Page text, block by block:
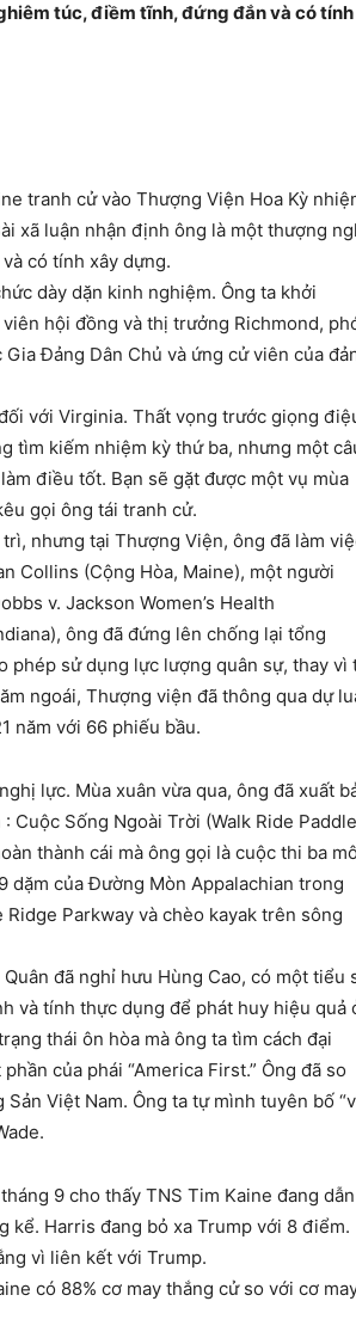
túc, điềm tĩnh, đứng đắn và có tính
tranh cử vào Thượng Viện Hoa Kỳ
xã luận nhận định ông là một thượng
có tính xây dựng.
dày dặn kinh nghiệm. Ông ta khởi
hội đồng và thị trưởng Richmond,
Đảng Dân Chủ và ứng cử viên của
với Virginia. Thất vọng trước giọng
tìm kiếm nhiệm kỳ thứ ba, nhưng một
điều tốt. Bạn sẽ gặt được một vụ mùa
gọi ông tái tranh cử.
nhưng tại Thượng Viện, ông đã làm
Collins (Cộng Hòa, Maine), một người
v. Jackson Women’s Health
ông đã đứng lên chống lại tổng
phép sử dụng lực lượng quân sự, thay vì
ngoái, Thượng viện đã thông qua dự
năm với 66 phiếu bầu.
lực. Mùa xuân vừa qua, ông đã xuất
Cuộc Sống Ngoài Trời (Walk Ride
thành cái mà ông gọi là cuộc thi ba
của Đường Mòn Appalachian trong
Parkway và chèo kayak trên sông
đã nghỉ hưu Hùng Cao, có một tiểu
và tính thực dụng để phát huy hiệu quả
thái ôn hòa mà ông ta tìm cách đại
của phái “America First.” Ông đã so
Việt Nam. Ông ta tự mình tuyên bố
9 cho thấy TNS Tim Kaine đang dẫn
kể. Harris đang bỏ xa Trump với 8 điểm.
vì liên kết với Trump.
có 88% cơ may thắng cử so với cơ